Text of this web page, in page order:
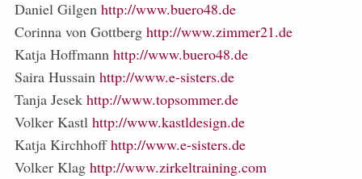
Daniel Gilgen http://www.buero48.de
Corinna von Gottberg http://www.zimmer21.de
Katja Hoffmann http://www.buero48.de
Saira Hussain http://www.e-sisters.de
Tanja Jesek http://www.topsommer.de
Volker Kastl http://www.kastldesign.de
Katja Kirchhoffhttp://www.e-sisters.de
Volker Klag http://www.zirkeltraining.com